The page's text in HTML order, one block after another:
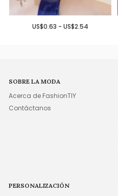
US$0.63 - US$2.54
SOBRE LA MODA
Acerca de FashionTIY
Contáctanos
PERSONALIZACIÓN